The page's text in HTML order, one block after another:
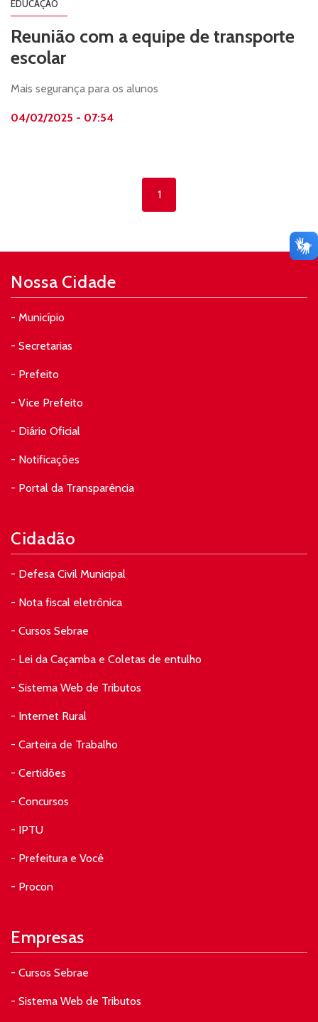
EDUCAÇÃO
Reunião com a equipe de transporte
escolar
Mais segurança para os alunos
04/02/2025 - 07:54
1
Nossa Cidade
- Município
- Secretarias
- Prefeito
- Vice Prefeito
- Diário Oficial
- Notificações
- Portal da Transparência
Cidadão
- Defesa Civil Municipal
- Nota fiscal eletrônica
- Cursos Sebrae
- Lei da Caçamba e Coletas de entulho
- Sistema Web de Tributos
- Internet Rural
- Carteira de Trabalho
- Certidões
- Concursos
- IPTU
- Prefeitura e Você
- Procon
Empresas
- Cursos Sebrae
- Sistema Web de Tributos